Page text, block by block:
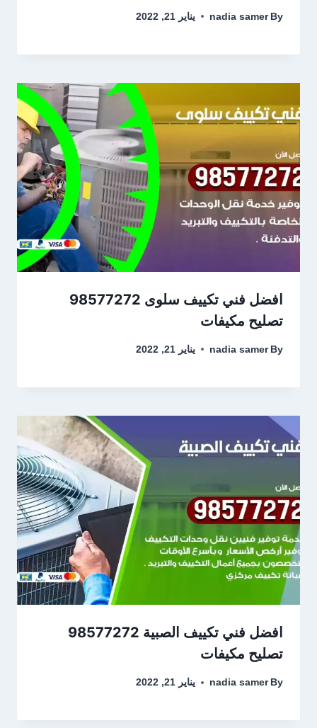
By
nadia samer يناير 21, 2022
افضل فني تكييف سلوى 98577272
تصليح مكيفات
By
nadia samer يناير 21, 2022
افضل فني تكييف الصبية 98577272
تصليح مكيفات
By
nadia samer يناير 21, 2022